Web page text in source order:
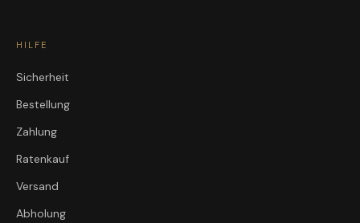
HILFE
Sicherheit
Bestellung
Zahlung
Ratenkauf
Versand
Abholung